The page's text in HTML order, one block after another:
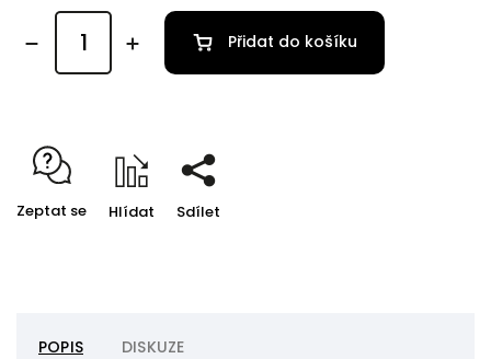
Přidat do košíku
Zeptat se Hlídat Sdílet
POPIS
DISKUZE